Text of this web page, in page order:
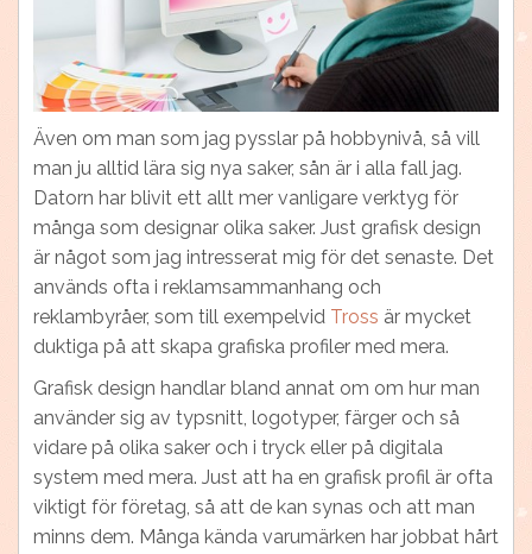
Även om man som jag pysslar på hobbynivå, så vill
man ju alltid lära sig nya saker, sån är i alla fall jag.
Datorn har blivit ett allt mer vanligare verktyg för
många som designar olika saker. Just grafisk design
är något som jag intresserat mig för det senaste. Det
används ofta i reklamsammanhang och
reklambyråer, som till exempelvid Tross är mycket
duktiga på att skapa grafiska profiler med mera.
Grafisk design handlar bland annat om om hur man
använder sig av typsnitt, logotyper, färger och så
vidare på olika saker och i tryck eller på digitala
system med mera. Just att ha en grafisk profil är ofta
viktigt för företag, så att de kan synas och att man
minns dem. Många kända varumärken har jobbat hårt